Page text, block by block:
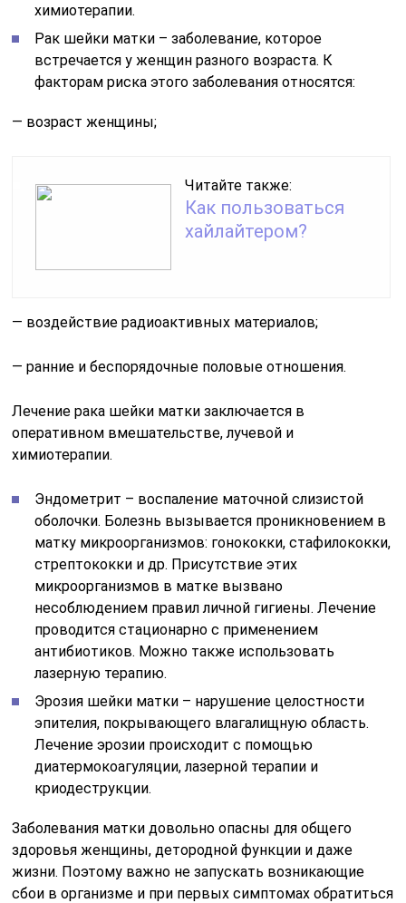
химиотерапии.
Рак шейки матки – заболевание, которое
встречается у женщин разного возраста. К
факторам риска этого заболевания относятся:
— возраст женщины;
Читайте также:
Как пользоваться
хайлайтером?
— воздействие радиоактивных материалов;
— ранние и беспорядочные половые отношения.
Лечение рака шейки матки заключается в
оперативном вмешательстве, лучевой и
химиотерапии.
Эндометрит – воспаление маточной слизистой
оболочки. Болезнь вызывается проникновением в
матку микроорганизмов: гонококки, стафилококки,
стрептококки и др. Присутствие этих
микроорганизмов в матке вызвано
несоблюдением правил личной гигиены. Лечение
проводится стационарно с применением
антибиотиков. Можно также использовать
лазерную терапию.
Эрозия шейки матки – нарушение целостности
эпителия, покрывающего влагалищную область.
Лечение эрозии происходит с помощью
диатермокоагуляции, лазерной терапии и
криодеструкции.
Заболевания матки довольно опасны для общего
здоровья женщины, детородной функции и даже
жизни. Поэтому важно не запускать возникающие
сбои в организме и при первых симптомах обратиться